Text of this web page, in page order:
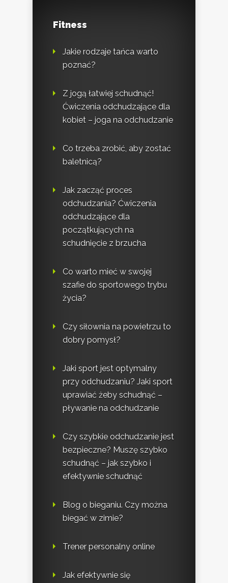
Fitness
Jakie rodzaje tańca warto
poznać?
Z jogą łatwiej schudnąć!
Ćwiczenia odchudzające dla
kobiet – joga na odchudzanie
Co trzeba zrobić, aby zostać
baletnicą?
Jak zacząć proces
odchudzania? Ćwiczenia
odchudzające dla
początkujących na
schudnięcie z brzucha
Co warto mieć w swojej
szafie do sportowego trybu
życia?
Czy siłownia na powietrzu to
dobry pomysł?
Jaki sport jest optymalny
przy odchudzaniu? Jaki sport
uprawiać żeby schudnąć –
pływanie na odchudzanie
Czy szybkie odchudzanie jest
bezpieczne? Muszę szybko
schudnąć – jak szybko i
efektywnie schudnąć
Blog o bieganiu. Czy można
biegać w zimie?
Trener personalny online
Jak efektywnie się